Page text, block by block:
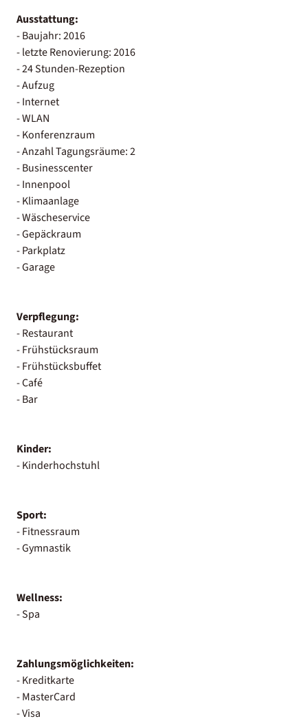
Ausstattung:
- Baujahr: 2016
- letzte Renovierung: 2016
- 24 Stunden-Rezeption
- Aufzug
- Internet
- WLAN
- Konferenzraum
- Anzahl Tagungsräume: 2
- Businesscenter
- Innenpool
- Klimaanlage
- Wäscheservice
- Gepäckraum
- Parkplatz
- Garage
Verpflegung:
- Restaurant
- Frühstücksraum
- Frühstücksbuffet
- Café
- Bar
Kinder:
- Kinderhochstuhl
Sport:
- Fitnessraum
- Gymnastik
Wellness:
- Spa
Zahlungsmöglichkeiten:
- Kreditkarte
- MasterCard
- Visa